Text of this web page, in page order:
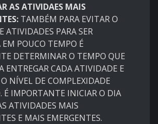
AS ATIVIDAES MAIS
TAMBÉM PARA EVITAR O
ATIVIDADES PARA SER
EM POUCO TEMPO É
DETERMINAR O TEMPO QUE
ENTREGAR CADA ATIVIDADE E
NÍVEL DE COMPLEXIDADE
É IMPORTANTE INICIAR O DIA
ATIVIDADES MAIS
E MAIS EMERGENTES.